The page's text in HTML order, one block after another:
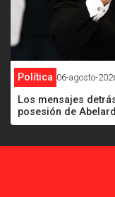
Política 06-agosto-
Los mensajes
posesión de